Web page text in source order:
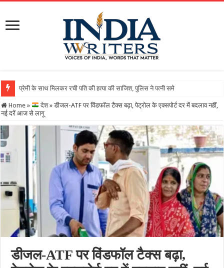
Home » देश » डीजल-ATF पर विंडफॉल टैक्स बढ़ा, पेट्रोल के एक्सपोर्ट दर में बदलाव नहीं,
नई दरें आज से लागू
डीजल-ATF पर विंडफॉल टैक्स बढ़ा,